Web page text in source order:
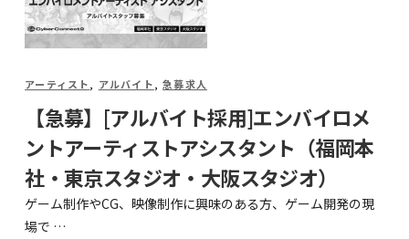
アーティスト, アルバイト,急募求人
【急募】[アルバイト採用]エンバイロメ
ントアーティストアシスタント（福岡本
社・東京スタジオ・大阪スタジオ）
ゲーム制作やCG、映像制作に興味のある方、ゲーム開発の現
場で …